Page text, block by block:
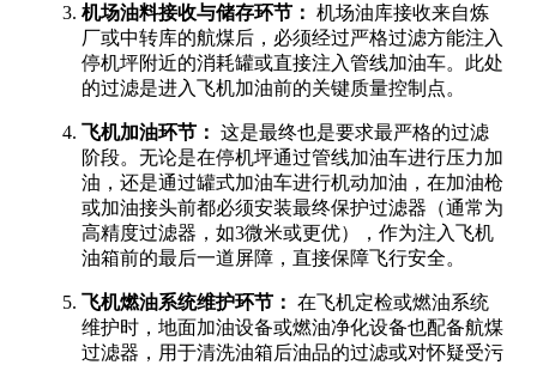
机场油料接收与储存环节： 机场油库接收来自炼
厂或中转库的航煤后，必须经过严格过滤方能注入
停机坪附近的消耗罐或直接注入管线加油车。此处
的过滤是进入飞机加油前的关键质量控制点。
飞机加油环节： 这是最终也是要求最严格的过滤
阶段。无论是在停机坪通过管线加油车进行压力加
油，还是通过罐式加油车进行机动加油，在加油枪
或加油接头前都必须安装最终保护过滤器（通常为
高精度过滤器，如3微米或更优），作为注入飞机
油箱前的最后一道屏障，直接保障飞行安全。
飞机燃油系统维护环节： 在飞机定检或燃油系统
维护时，地面加油设备或燃油净化设备也配备航煤
过滤器，用于清洗油箱后油品的过滤或对怀疑受污